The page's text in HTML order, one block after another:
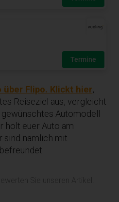
Flipo. Klickt hier,
Reiseziel aus, vergleicht
Automodell
holt euer Auto am
sind nämlich mit